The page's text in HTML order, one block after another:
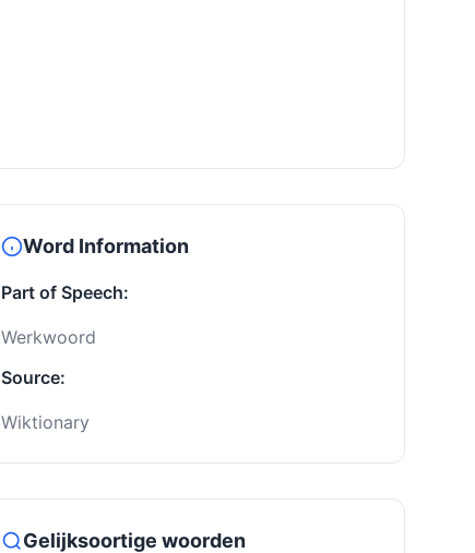
Word Information
Part of Speech:
Werkwoord
Source:
Wiktionary
Gelijksoortige woorden